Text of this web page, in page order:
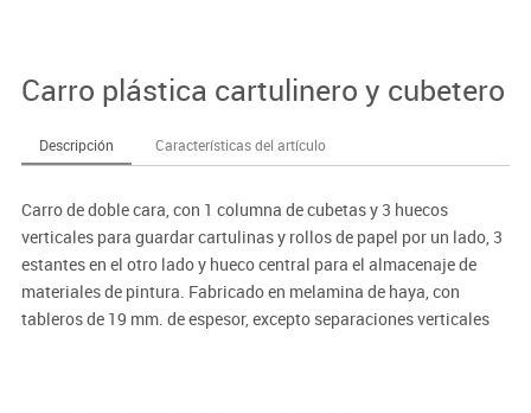
Carro plástica cartulinero y cubetero
Descripción Características del artículo
Carro de doble cara, con 1 columna de cubetas y 3 huecos
verticales para guardar cartulinas y rollos de papel por un lado, 3
estantes en el otro lado y hueco central para el almacenaje de
materiales de pintura. Fabricado en melamina de haya, con
tableros de 19 mm. de espesor, excepto separaciones verticales